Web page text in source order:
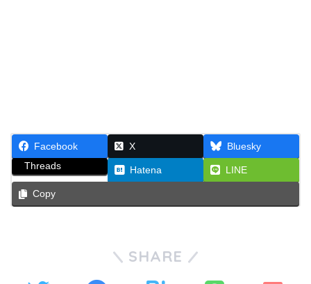
Facebook X
Bluesky
Threads
Hatena LINE
Copy
SHARE